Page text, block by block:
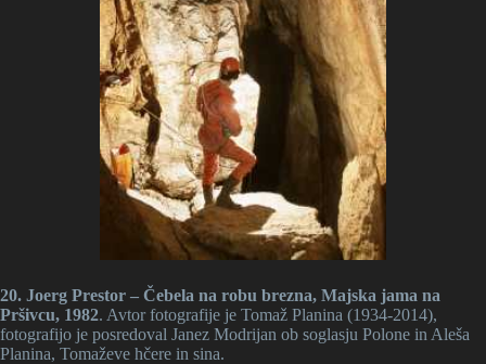
20. Joerg Prestor – Čebela na robu brezna, Majska jama na
Pršivcu, 1982. Avtor fotografije je Tomaž Planina (1934-2014),
fotografijo je posredoval Janez Modrijan ob soglasju Polone in Aleša
Planina, Tomaževe hčere in sina.